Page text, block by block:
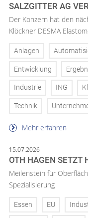
SALZGITTER AG
Der Konzern hat den
Klöckner DESMA
Anlagen
Entwicklung
Industrie ING
Technik
Mehr erfahren
15.07.2026
OTH HAGEN SETZT
Meilenstein für
Spezialisierung
Essen EU